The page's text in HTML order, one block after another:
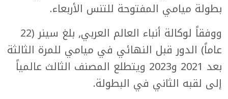
بطولة ميامي المفتوحة للتنس الأربعاء.
ووفقاً لوكالة أنباء العالم العربي, بلغ سينر (22
عاماً) الدور قبل النهائي في ميامي للمرة الثالثة
بعد 2021 و2023 ويتطلع المصنف الثالث عالمياً
إلى لقبه الثاني في البطولة.